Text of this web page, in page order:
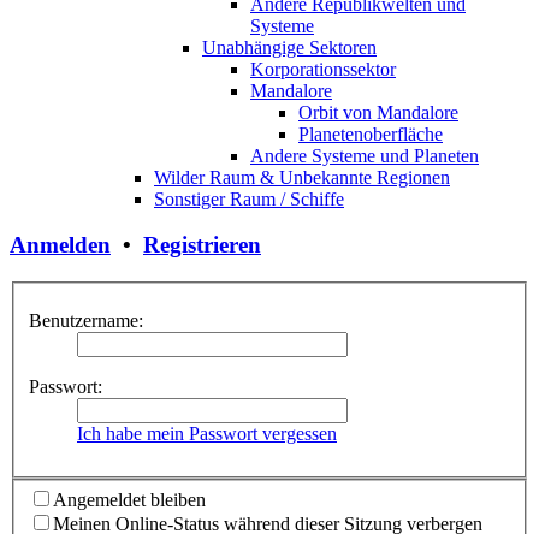
Systeme
Unabhängige Sektoren
Korporationssektor
Mandalore
Orbit von Mandalore
Planetenoberfläche
Andere Systeme und Planeten
Wilder Raum & Unbekannte Regionen
Sonstiger Raum / Schiffe
Anmelden • Registrieren
Benutzername:
Passwort:
Ich habe mein Passwort vergessen
Angemeldet bleiben
Meinen Online-Status während dieser Sitzung verbergen